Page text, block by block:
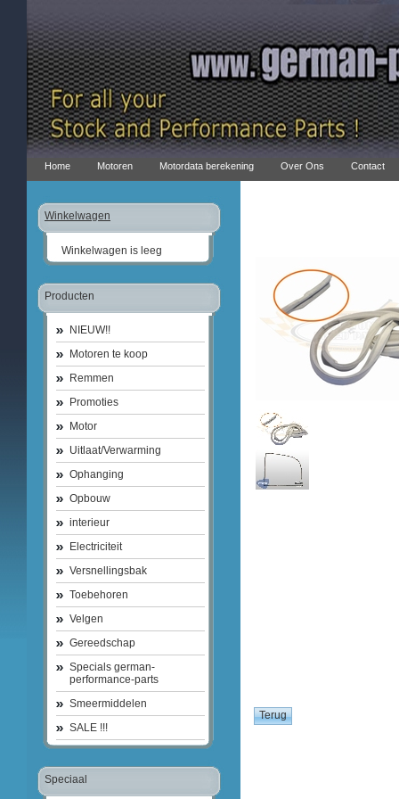
Home Motoren Motordata berekening Over Ons Contact
Winkelwagen
Winkelwagen is leeg
Producten
NIEUW!!
Motoren te koop
Remmen
Promoties
Motor
Uitlaat/Verwarming
Ophanging
Opbouw
interieur
Electriciteit
Versnellingsbak
Toebehoren
Velgen
Gereedschap
Specials german-
performance-parts
Smeermiddelen
SALE !!!
Speciaal